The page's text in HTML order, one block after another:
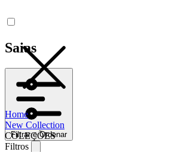
Home
New Collection
COLEÇÕES
Saias
Filtrar e Ordenar
Filtros